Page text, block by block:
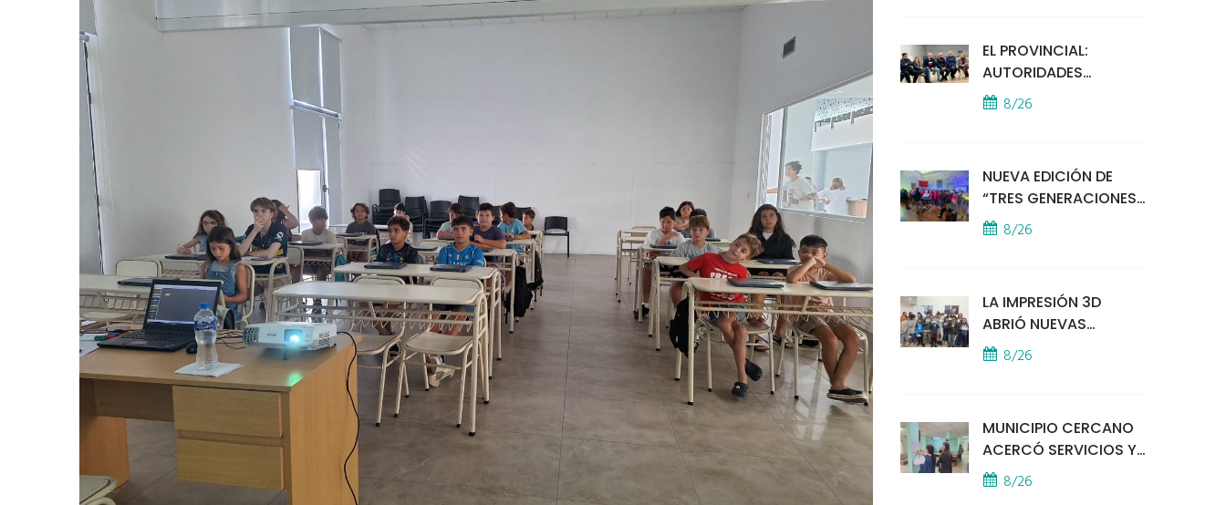
EL PROVINCIAL:
AUTORIDADES
MUNICIPALES
MANTUVIERON UN
SEGURIDAD
8/26
NUEVA EDICIÓN DE
“TRES GENERACIONES
CANTAN”
8/26
LA IMPRESIÓN 3D
ABRIÓ NUEVAS
PUERTAS AL
APRENDIZAJE Y LA
8/26
MUNICIPIO CERCANO
ACERCÓ SERVICIOS Y
ATENCIÓN A LOS
VECINOS EL
8/26